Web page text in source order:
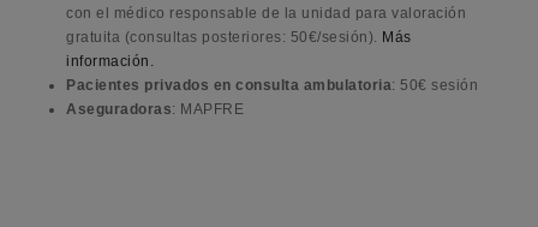
con el médico responsable de la unidad para valoración
gratuita (consultas posteriores: 50€/sesión). Más
información.
Pacientes privados en consulta ambulatoria: 50€ sesión
Aseguradoras: MAPFRE